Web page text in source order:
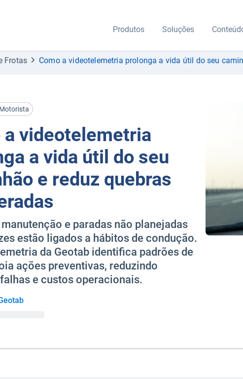
Produtos Soluções
Frotas Como a videotelemetria prolonga a vida útil do seu
a videotelemetria
a vida útil do seu
e reduz quebras
e paradas não planejadas
estão ligados a hábitos de condução.
da Geotab identifica padrões de
ações preventivas, reduzindo
e custos operacionais.